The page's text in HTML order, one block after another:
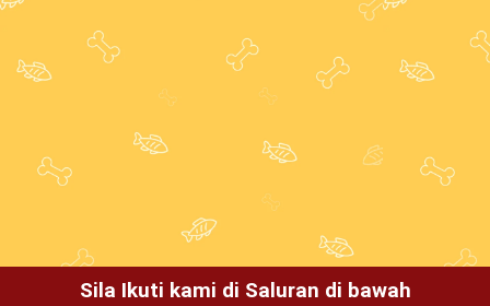
Sila Ikuti kami di Saluran di bawah